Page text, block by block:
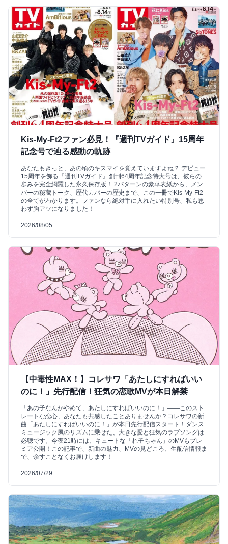
Kis-My-Ft2ファン必見！『週刊TVガイド』15周年
記念号で辿る感動の軌跡
あなたもきっと、あの頃のキスマイを覚えていますよね？ デビュー
15周年を飾る『週刊TVガイド』創刊64周年記念特大号は、彼らの
歩みを完全網羅した永久保存版！ 2パターンの豪華表紙から、メン
バーの秘蔵トーク、歴代カバーの歴史まで、この一冊でKis-My-Ft2
の全てがわかります。ファンなら絶対手に入れたい特別号、私も思
わず胸アツになりました！
2026/08/05
【中毒性MAX！】コレサワ「あたしにすればいい
のに！」先行配信！狂気の恋歌MVが本日解禁
「あの子なんかやめて、あたしにすればいいのに！」――このスト
レートな恋心、あなたも共感したことありませんか？コレサワの新
曲「あたしにすればいいのに！」が本日先行配信スタート！ダンス
ミュージック風のリズムに乗せた、大きな愛と狂気のラブソングは
必聴です。今夜21時には、キュートな「れ子ちゃん」のMVもプレ
ミア公開！この記事で、新曲の魅力、MVの見どころ、生配信情報ま
で、余すことなくお届けします！
2026/07/29